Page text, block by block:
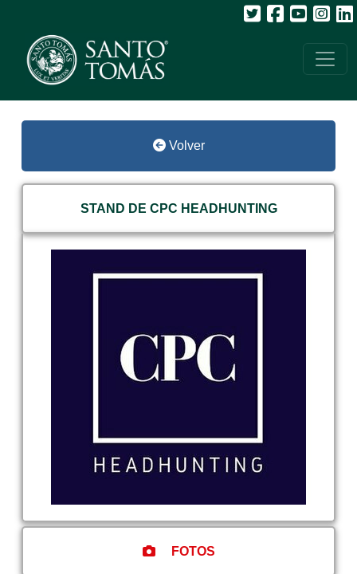
Volver
STAND DE CPC HEADHUNTING
FOTOS